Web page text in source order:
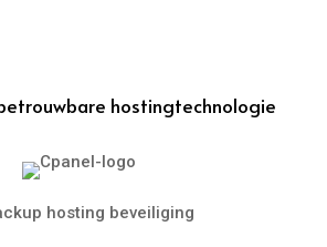
hostingtechnologie